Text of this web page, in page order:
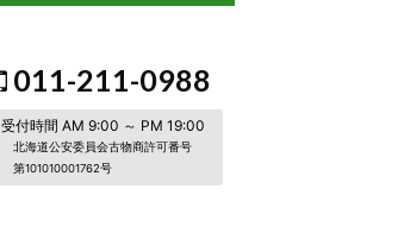
011-211-0988
受付時間 AM 9:00 ～ PM 19:00
北海道公安委員会古物商許可番号
第101010001762号